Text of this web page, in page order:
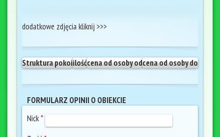
dodatkowe zdjęcia kliknij >>>
Struktura pokoiilośćcena od osoby odcena od osoby do
FORMULARZ OPINII O OBIEKCIE
Nick*